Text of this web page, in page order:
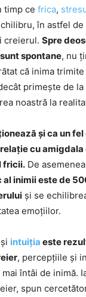
timp ce frica,
în astfel
creierul. Spre
spontane, nu
că inima
primeşte de la
noastră la
şi ca un
cu
fricii. De
inimii este de
şi se
emoţiilor.
intuiţia este
, percepţiile şi
întâi de inimă.
spun